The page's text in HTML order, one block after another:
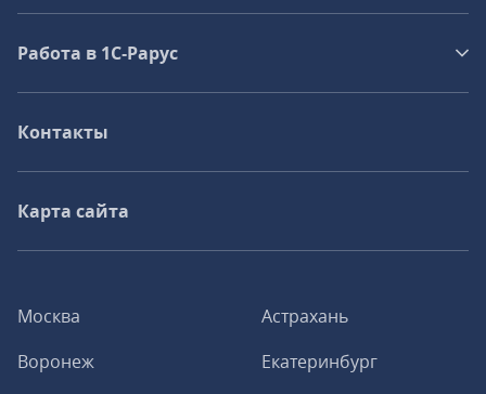
Москва
Астрахань
Воронеж
Екатеринбург
Работа в 1С‑Рарус
Контакты
Карта сайта